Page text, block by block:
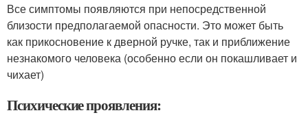
Все симптомы появляются при непосредственной
близости предполагаемой опасности. Это может быть
как прикосновение к дверной ручке, так и приближение
незнакомого человека (особенно если он покашливает и
чихает)
Психические проявления: